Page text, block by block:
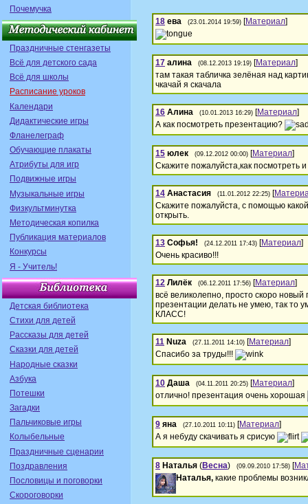
Почемучка
Праздничные стенгазеты
Всё для детского сада
Всё для школы
Расписание уроков
Календари
Дидактические игры
Фланелеграф
Обучающие плакаты
Атрибуты для игр
Подвижные игры
Музыкальные игры
Физкультминутка
Методическая копилка
Публикация материалов
Конкурсы
Я - Учитель!
Детская библиотека
Стихи для детей
Рассказы для детей
Сказки для детей
Народные сказки
Азбука
Потешки
Загадки
Пальчиковые игры
Колыбельные
Праздничные сценарии
Поздравления
Пословицы и поговорки
Скороговорки
18 ева (23.01.2014 19:59) [Материал]
17 алина (08.12.2013 19:19) [Материал]
там такая табличка зелёная над
чкачай я скачала
16 Алина (10.01.2013 16:29) [Материал]
А как посмотреть презентацию?
15 юлек (09.12.2012 00:00) [Материал]
Скажите пожалуйста,как посмотреть
14 Анастасия (11.01.2012 22:25) [
Скажите пожалуйста, с помощью
открыть.
13 Софья! (24.12.2011 17:43) [Материал]
Очень красиво!!!
12 Лилёк (06.12.2011 17:56) [Материал]
всё великолепно, просто скоро новый
презентации делать не умею, так то
КЛАСС!
11 Nuza (27.11.2011 14:10) [Материал]
Спасибо за труды!!!
10 Даша (04.11.2011 20:25) [Материал]
отлично! презентация очень хорошая
9 яна (27.10.2011 10:11) [Материал]
А я небуду скачивать я срисую
8 Наталья (Весна) (09.09.2010 17:58) [
Наталья, какие проблемы